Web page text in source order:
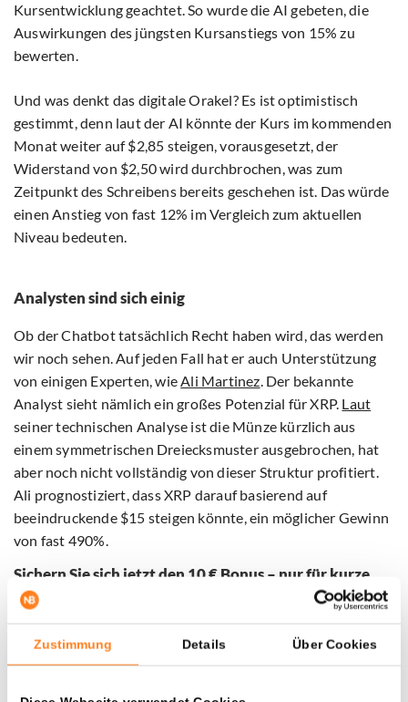
Zustimmung Details Über Cookies
Kursentwicklung geachtet. So wurde die AI gebeten, die
Auswirkungen des jüngsten Kursanstiegs von 15% zu
bewerten.
Und was denkt das digitale Orakel? Es ist optimistisch
gestimmt, denn laut der AI könnte der Kurs im kommenden
Monat weiter auf $2,85 steigen, vorausgesetzt, der
Widerstand von $2,50 wird durchbrochen, was zum
Zeitpunkt des Schreibens bereits geschehen ist. Das würde
einen Anstieg von fast 12% im Vergleich zum aktuellen
Niveau bedeuten.
Analysten sind sich einig
Ob der Chatbot tatsächlich Recht haben wird, das werden
wir noch sehen. Auf jeden Fall hat er auch Unterstützung
von einigen Experten, wieAli Martinez. Der bekannte
Analyst sieht nämlich ein großes Potenzial für XRP. Laut
seiner technischen Analyse ist die Münze kürzlich aus
einem symmetrischen Dreiecksmuster ausgebrochen, hat
aber noch nicht vollständig von dieser Struktur profitiert.
Ali prognostiziert, dass XRP darauf basierend auf
beeindruckende $15 steigen könnte, ein möglicher Gewinn
von fast 490%.
Sichern Sie sich jetzt den 10 € Bonus – nur für kurze
Zeit mit Bitvavo powered by Hyphe
Nutzen Sie die einzigartige Zusammenarbeit zwischen
Newsbit undBitvavo powered by Hyphe
, indem Sie Ihr
10€ ein und erhalten Sie sofort 10€ gratis. Zusätzlich